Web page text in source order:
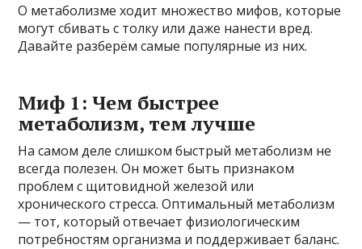
О метаболизме ходит множество мифов, которые
могут сбивать с толку или даже нанести вред.
Давайте разберём самые популярные из них.
Миф 1: Чем быстрее
метаболизм, тем лучше
На самом деле слишком быстрый метаболизм не
всегда полезен. Он может быть признаком
проблем с щитовидной железой или
хронического стресса. Оптимальный метаболизм
— тот, который отвечает физиологическим
потребностям организма и поддерживает баланс.